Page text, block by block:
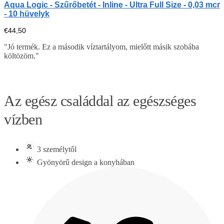
Aqua Logic - Szűrőbetét - Inline - Ultra Full Size - 0,03 mcr
- 10 hüvelyk
€44,50
"Jó termék. Ez a második víztartályom, mielőtt másik szobába
költözöm."
Az egész családdal az egészséges
vízben
3 személytől
Gyönyörű design a konyhában